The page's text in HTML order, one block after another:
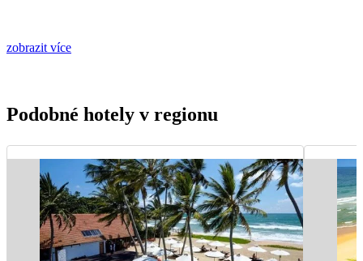
zobrazit více
Podobné hotely v regionu